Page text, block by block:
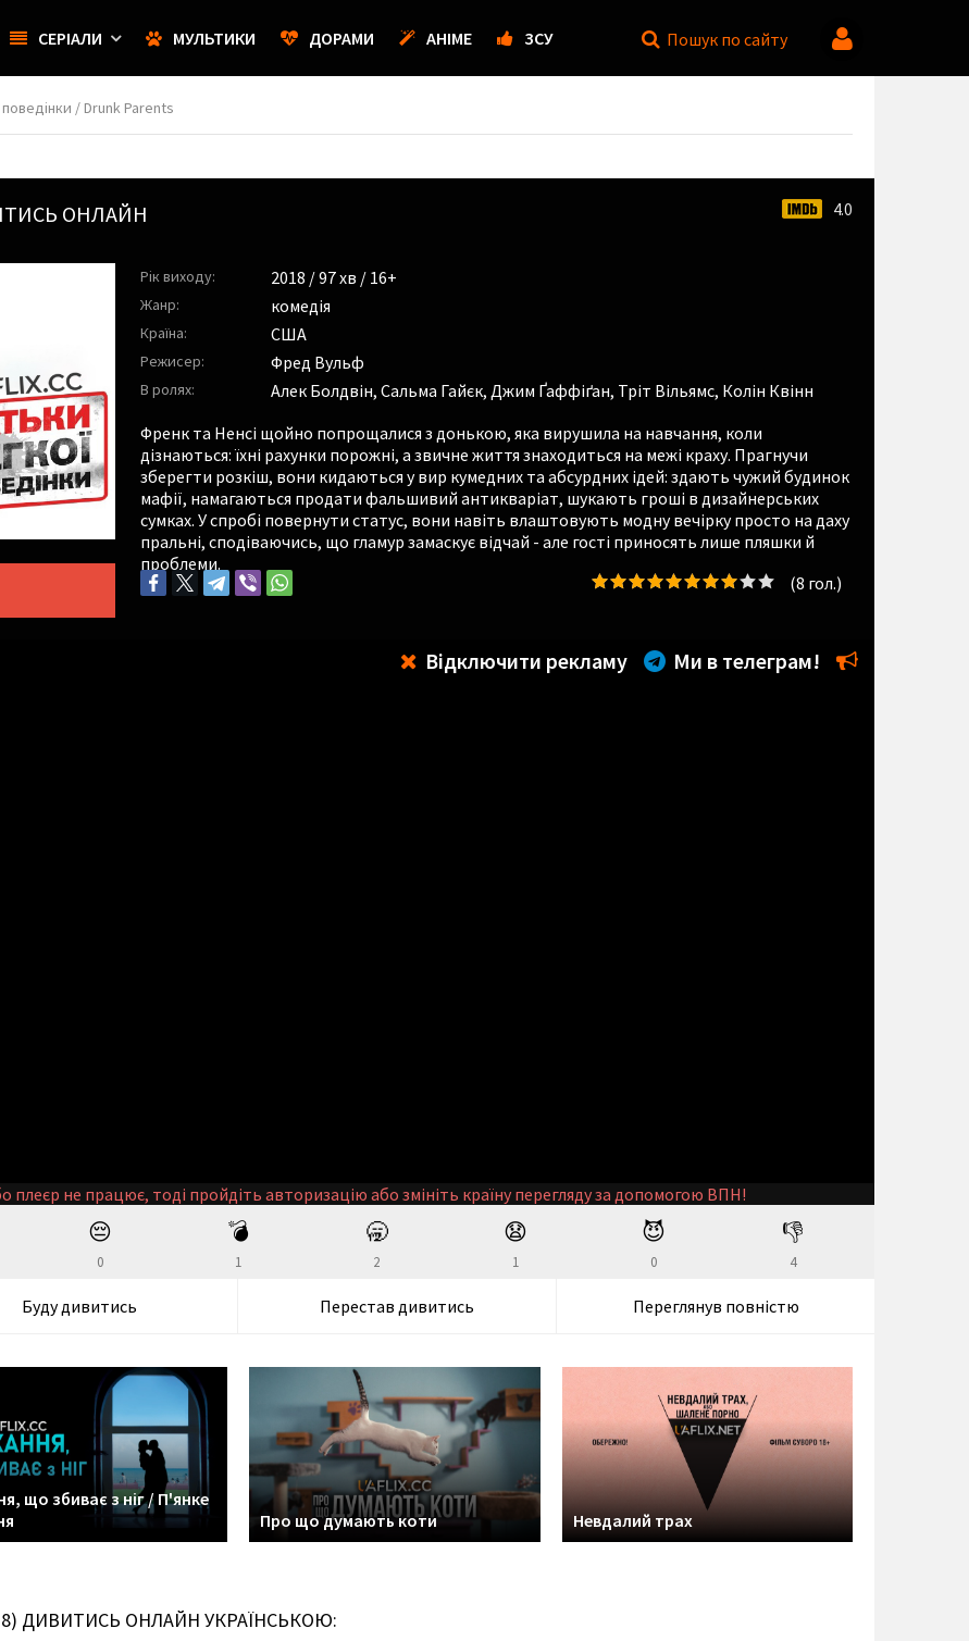
СЕРІАЛИ МУЛЬТИКИ ДОРАМИ АНІМЕ ЗСУ Пошук по сайту
поведінки / Drunk Parents
ОНЛАЙН 4.0
Рік виходу: 2018 / 97 хв / 16+
Жанр: комедія
Країна: США
Режисер: Фред Вульф
В ролях: Алек Болдвін, Сальма Гайєк, Джим Ґаффіґан, Тріт Вільямс, Колін Квінн
Френк та Ненсі щойно попрощалися з донькою, яка вирушила на навчання, коли
дізнаються: їхні рахунки порожні, а звичне життя знаходиться на межі краху. Прагнучи
зберегти розкіш, вони кидаються у вир кумедних та абсурдних ідей: здають чужий будинок
мафії, намагаються продати фальшивий антикваріат, шукають гроші в дизайнерських
сумках. У спробі повернути статус, вони навіть влаштовують модну вечірку просто на даху
пральні, сподіваючись, що гламур замаскує відчай - але гості приносять лише пляшки й
проблеми.
(8 гол.)
Відключити рекламу Ми в телеграм!
не працює, тоді пройдіть авторизацію або змініть країну перегляду за допомогою ВПН!
😔
0
💣
1
🥱
2
😧
1
😈
0
👎
4
Буду дивитись Перестав дивитись Переглянув повністю
що збиває з ніг / П'янке
Про що думають коти Невдалий трах
ДИВИТИСЬ ОНЛАЙН УКРАЇНСЬКОЮ: